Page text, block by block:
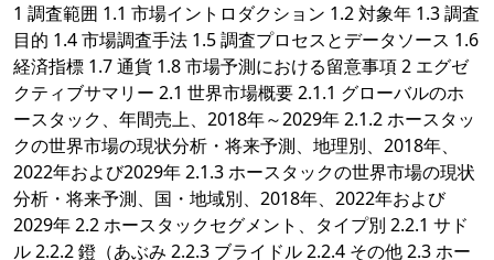
1 調査範囲 1.1 市場イントロダクション 1.2 対象年 1.3 調査
目的 1.4 市場調査手法 1.5 調査プロセスとデータソース 1.6
経済指標 1.7 通貨 1.8 市場予測における留意事項 2 エグゼ
クティブサマリー 2.1 世界市場概要 2.1.1 グローバルのホ
ースタック、年間売上、2018年～2029年 2.1.2 ホースタッ
クの世界市場の現状分析・将来予測、地理別、2018年、
2022年および2029年 2.1.3 ホースタックの世界市場の現状
分析・将来予測、国・地域別、2018年、2022年および
2029年 2.2 ホースタックセグメント、タイプ別 2.2.1 サド
ル 2.2.2 鐙（あぶみ 2.2.3 ブライドル 2.2.4 その他 2.3 ホー